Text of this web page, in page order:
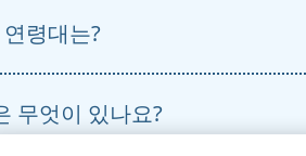
프에 위치한 헨켈
연령대는?
등학생을 대상으로 합니다. 3학년과 4
습니다.
무엇이 있나요?